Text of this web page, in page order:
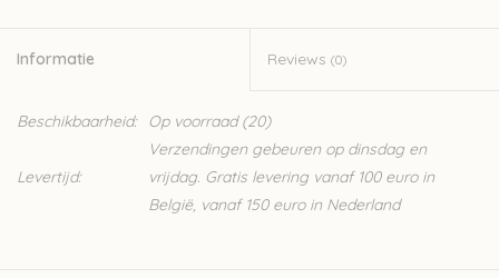
Informatie Reviews (0)
Beschikbaarheid: Op voorraad(20)
Levertijd:
Verzendingen gebeuren op dinsdag en
vrijdag. Gratis levering vanaf 100 euro in
België, vanaf 150 euro in Nederland